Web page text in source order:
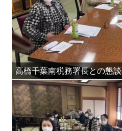
高橋千葉南税務署長との懇